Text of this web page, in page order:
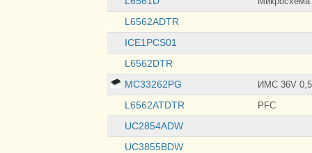
L6562ADTR
ICE1PCS01
L6562DTR
MC33262PG
ИМС 36V
L6562ATDTR PFC
UC2854ADW
UC3855BDW